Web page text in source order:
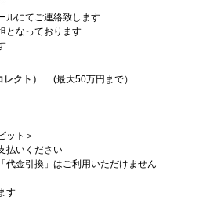
ルにてご連絡致します
となっております
クト） (最大50万円まで）
ット＞
払いください
金引換」はご利用いただけません
す